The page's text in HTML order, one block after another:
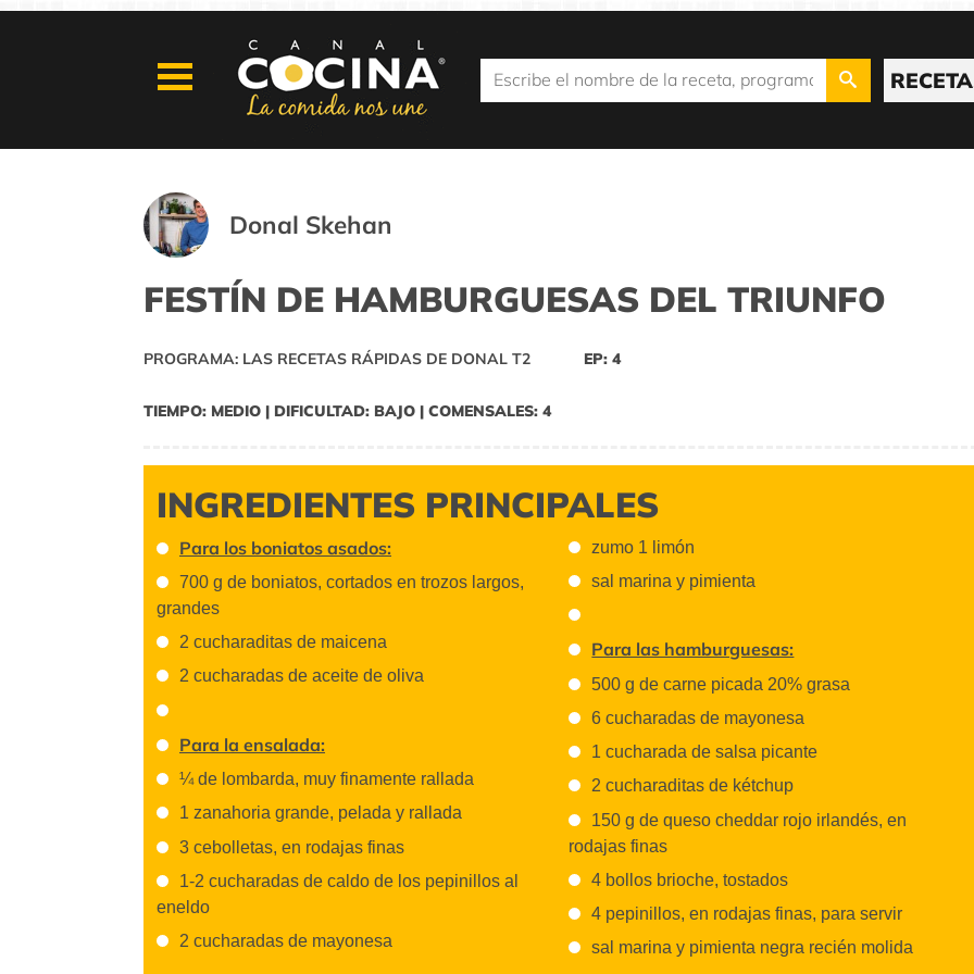
Donal Skehan
FESTÍN DE HAMBURGUESAS DEL TRIUNFO
PROGRAMA: LAS RECETAS RÁPIDAS DE DONAL T2 EP: 4
TIEMPO: MEDIO | DIFICULTAD: BAJO | COMENSALES: 4
INGREDIENTES PRINCIPALES
Para los boniatos asados:
700 g de boniatos, cortados en trozos largos,
grandes
2 cucharaditas de maicena
2 cucharadas de aceite de oliva
Para la ensalada:
¼ de lombarda, muy finamente rallada
1 zanahoria grande, pelada y rallada
3 cebolletas, en rodajas finas
1-2 cucharadas de caldo de los pepinillos al
eneldo
2 cucharadas de mayonesa
zumo 1 limón
sal marina y pimienta
Para las hamburguesas:
500 g de carne picada 20% grasa
6 cucharadas de mayonesa
1 cucharada de salsa picante
2 cucharaditas de kétchup
150 g de queso cheddar rojo irlandés, en
rodajas finas
4 bollos brioche, tostados
4 pepinillos, en rodajas finas, para servir
sal marina y pimienta negra recién molida